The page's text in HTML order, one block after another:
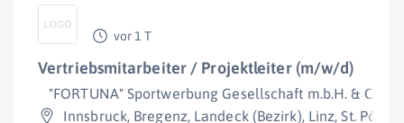
vor 1 T
Vertriebsmitarbeiter / Projektleiter (m/w/d)
"FORTUNA" Sportwerbung Gesellschaft m.b.H. & Co KG
Innsbruck, Bregenz, Landeck (Bezirk), Linz,St. Pölten